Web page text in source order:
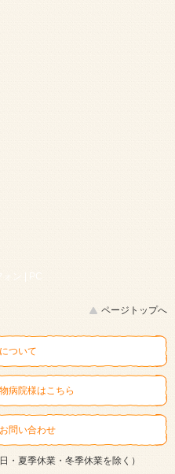
ォン | PC
ページトップへ
ついて
病院様はこちら
問い合わせ
・夏季休業・冬季休業を除く）